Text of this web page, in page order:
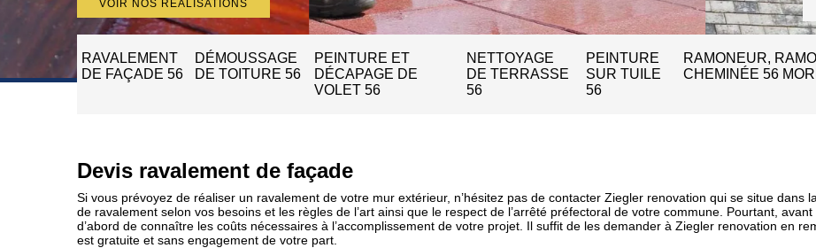
VOIR NOS RÉALISATIONS
RAVALEMENT
DE FAÇADE 56
DÉMOUSSAGE
DE TOITURE 56
PEINTURE ET
DÉCAPAGE DE
VOLET 56
NETTOYAGE
DE TERRASSE
56
PEINTURE
SUR TUILE
56
RAMONEUR,
CHEMINÉE 56
Devis ravalement de façade
Si vous prévoyez de réaliser un ravalement de votre mur extérieur, n’hésitez pas de contacter Ziegler renovation qui se situe dans
de ravalement selon vos besoins et les règles de l’art ainsi que le respect de l’arrêté préfectoral de votre commune. Pourtant,
d’abord de connaître les coûts nécessaires à l’accomplissement de votre projet. Il suffit de les demander à Ziegler renovation en
est gratuite et sans engagement de votre part.